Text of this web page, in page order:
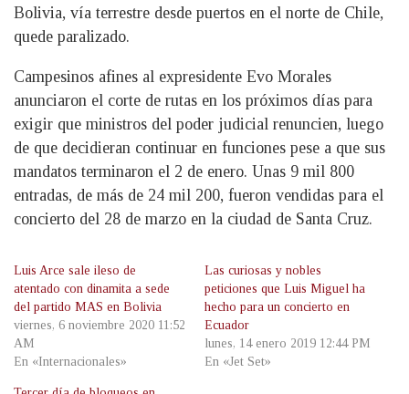
Bolivia, vía terrestre desde puertos en el norte de Chile,
quede paralizado.
Campesinos afines al expresidente Evo Morales
anunciaron el corte de rutas en los próximos días para
exigir que ministros del poder judicial renuncien, luego
de que decidieran continuar en funciones pese a que sus
mandatos terminaron el 2 de enero. Unas 9 mil 800
entradas, de más de 24 mil 200, fueron vendidas para el
concierto del 28 de marzo en la ciudad de Santa Cruz.
Luis Arce sale ileso de
atentado con dinamita a sede
del partido MAS en Bolivia
viernes, 6 noviembre 2020 11:52
AM
En «Internacionales»
Las curiosas y nobles
peticiones que Luis Miguel ha
hecho para un concierto en
Ecuador
lunes, 14 enero 2019 12:44 PM
En «Jet Set»